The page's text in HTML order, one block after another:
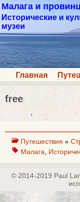
Малага и
Исторические и
музеи
Главная
free
Путешествия »
Малага,
© 2014-2019 Paul